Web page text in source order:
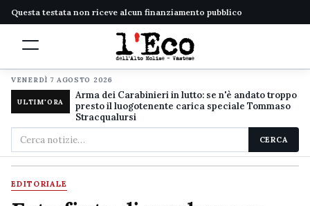
Questa testata non riceve alcun finanziamento pubblico
VENERDÌ 7 AGOSTO 2026
ULTIM'ORA
Arma dei Carabinieri in lutto: se n'è andato troppo
presto il luogotenente carica speciale Tommaso
Stracqualursi
Cerca
nel
sito
CERCA
EDITORIALE